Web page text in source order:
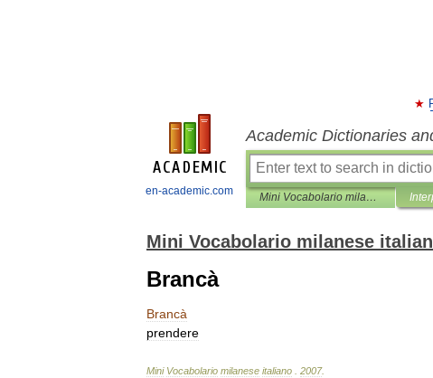
en-academic.com
Academic Dictionaries
Mini Vocabolario milanese italiano
Mini Vocabolario milanese
Brancà
Brancà
prendere
Mini Vocabolario milanese italiano 2007.